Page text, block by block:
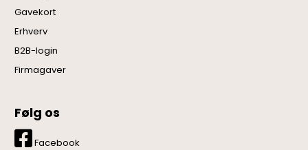
Gavekort
Erhverv
B2B-login
Firmagaver
Følg os
Facebook